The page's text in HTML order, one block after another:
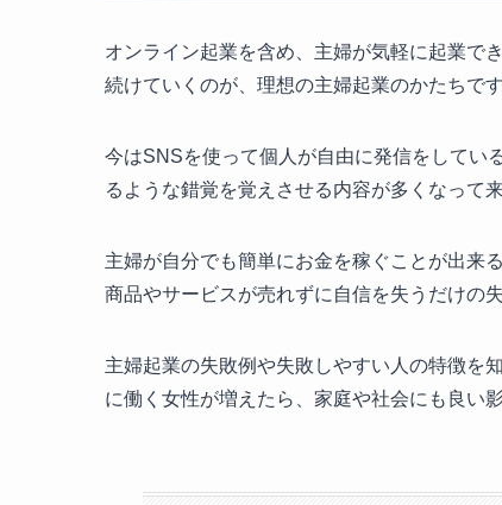
オンライン起業を含め、主婦が気軽に起業で
続けていくのが、理想の主婦起業のかたちです
今はSNSを使って個人が自由に発信をしてい
るような錯覚を覚えさせる内容が多くなって
主婦が自分でも簡単にお金を稼ぐことが出来
商品やサービスが売れずに自信を失うだけの
主婦起業の失敗例や失敗しやすい人の特徴を
に働く女性が増えたら、家庭や社会にも良い